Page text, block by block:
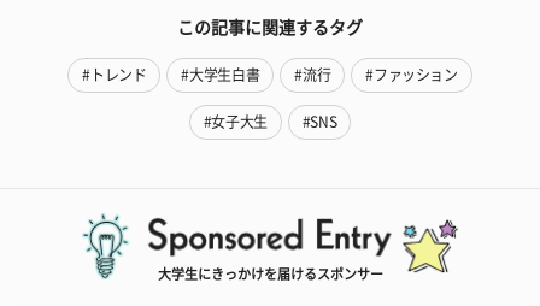
この記事に関連するタグ
#トレンド #大学生白書 #流行 #ファッション
#女子大生 #SNS
大学生にきっかけを届けるスポンサー